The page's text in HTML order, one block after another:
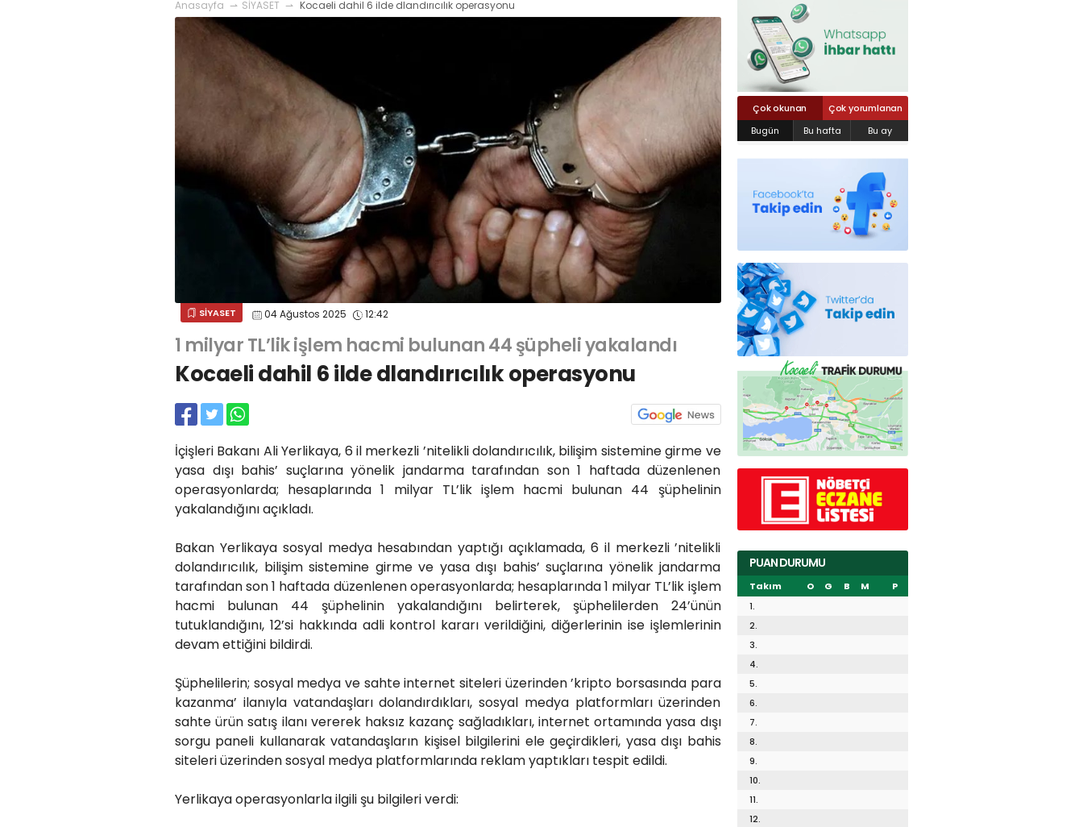
Anasayfa SİYASET Kocaeli dahil 6 ilde dlandırıcılık operasyonu
SİYASET 04 Ağustos 2025 12:42
1 milyar TL’lik işlem hacmi bulunan 44 şüpheli yakalandı
Kocaeli dahil 6 ilde dlandırıcılık operasyonu
İçişleri Bakanı Ali Yerlikaya, 6 il merkezli ’nitelikli dolandırıcılık, bilişim sistemine girme ve
yasa dışı bahis’ suçlarına yönelik jandarma tarafından son 1 haftada düzenlenen
operasyonlarda; hesaplarında 1 milyar TL’lik işlem hacmi bulunan 44 şüphelinin
yakalandığını açıkladı.
Bakan Yerlikaya sosyal medya hesabından yaptığı açıklamada, 6 il merkezli ’nitelikli
dolandırıcılık, bilişim sistemine girme ve yasa dışı bahis’ suçlarına yönelik jandarma
tarafından son 1 haftada düzenlenen operasyonlarda; hesaplarında 1 milyar TL’lik işlem
hacmi bulunan 44 şüphelinin yakalandığını belirterek, şüphelilerden 24’ünün
tutuklandığını, 12’si hakkında adli kontrol kararı verildiğini, diğerlerinin ise işlemlerinin
devam ettiğini bildirdi.
Şüphelilerin; sosyal medya ve sahte internet siteleri üzerinden ’kripto borsasında para
kazanma’ ilanıyla vatandaşları dolandırdıkları, sosyal medya platformları üzerinden
sahte ürün satış ilanı vererek haksız kazanç sağladıkları, internet ortamında yasa dışı
sorgu paneli kullanarak vatandaşların kişisel bilgilerini ele geçirdikleri, yasa dışı bahis
siteleri üzerinden sosyal medya platformlarında reklam yaptıkları tespit edildi.
Yerlikaya operasyonlarla ilgili şu bilgileri verdi:
Çok okunan
Çok yorumlanan
Bugün
Bu hafta Bu ay
PUAN DURUMU
Takım O G B M
P
1.
2.
3.
4.
5.
6.
7.
8.
9.
10.
11.
12.
Yahya Kaptan Mahallesi Akkavaklar
Caddesi No:17/4 İzmit-KOCAELİ